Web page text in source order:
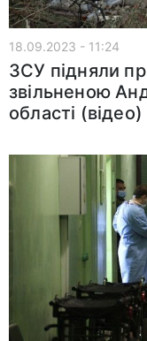
18.09.2023 - 11:24
ЗСУ підняли
звільненою
області (відео)